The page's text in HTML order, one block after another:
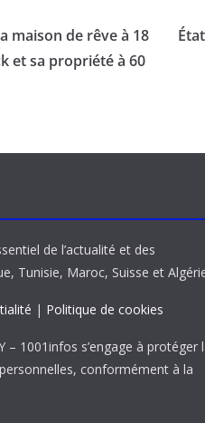
y
Li
g
er
maison de rêve à 18
et sa propriété à 60
de l’actualité et des
Tunisie, Maroc, Suisse et
| Politique de cookies
– 1001infos s’engage à protéger
conformément à la